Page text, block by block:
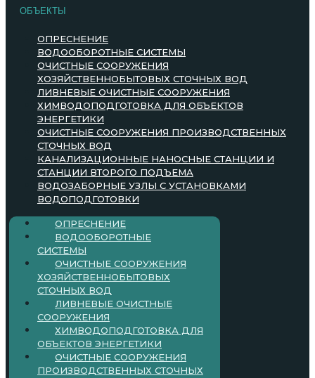
ОБЪЕКТЫ
ОПРЕСНЕНИЕ
ВОДООБОРОТНЫЕ СИСТЕМЫ
ОЧИСТНЫЕ СООРУЖЕНИЯ
ХОЗЯЙСТВЕННОБЫТОВЫХ СТОЧНЫХ ВОД
ЛИВНЕВЫЕ ОЧИСТНЫЕ СООРУЖЕНИЯ
ХИМВОДОПОДГОТОВКА ДЛЯ ОБЪЕКТОВ
ЭНЕРГЕТИКИ
ОЧИСТНЫЕ СООРУЖЕНИЯ ПРОИЗВОДСТВЕННЫХ
СТОЧНЫХ ВОД
КАНАЛИЗАЦИОННЫЕ НАНОСНЫЕ СТАНЦИИ И
СТАНЦИИ ВТОРОГО ПОДЪЕМА
ВОДОЗАБОРНЫЕ УЗЛЫ С УСТАНОВКАМИ
ВОДОПОДГОТОВКИ
ОПРЕСНЕНИЕ
ВОДООБОРОТНЫЕ
СИСТЕМЫ
ОЧИСТНЫЕ СООРУЖЕНИЯ
ХОЗЯЙСТВЕННОБЫТОВЫХ
СТОЧНЫХ ВОД
ЛИВНЕВЫЕ ОЧИСТНЫЕ
СООРУЖЕНИЯ
ХИМВОДОПОДГОТОВКА ДЛЯ
ОБЪЕКТОВ ЭНЕРГЕТИКИ
ОЧИСТНЫЕ СООРУЖЕНИЯ
ПРОИЗВОДСТВЕННЫХ СТОЧНЫХ